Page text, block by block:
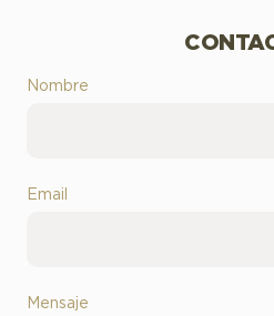
Nombre
Email
Mensaje